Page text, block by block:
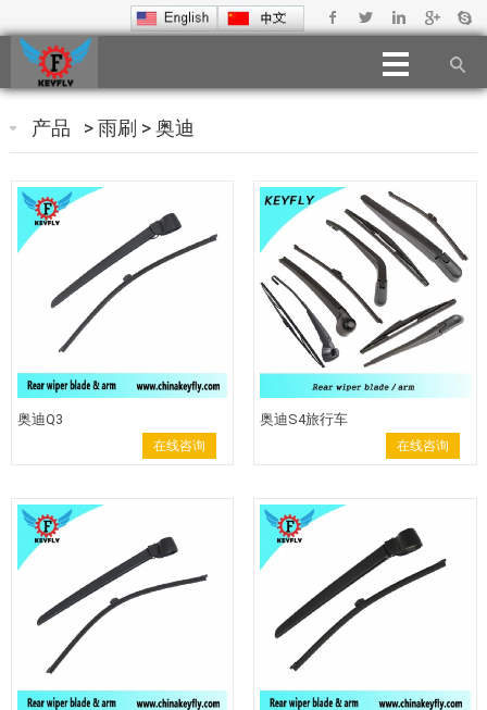
产品 >雨刷 >奥迪
奥迪Q3
在线咨询
奥迪S4旅行车
在线咨询